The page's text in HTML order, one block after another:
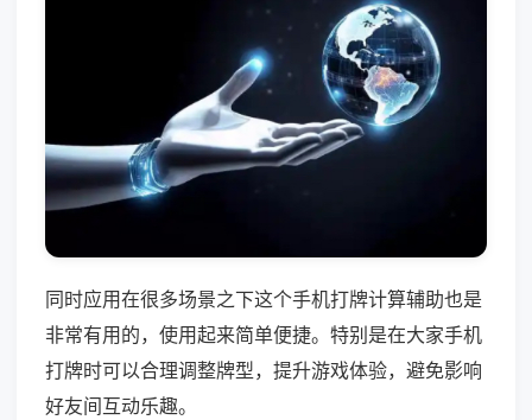
同时应用在很多场景之下这个手机打牌计算辅助也是
非常有用的，使用起来简单便捷。特别是在大家手机
打牌时可以合理调整牌型，提升游戏体验，避免影响
好友间互动乐趣。